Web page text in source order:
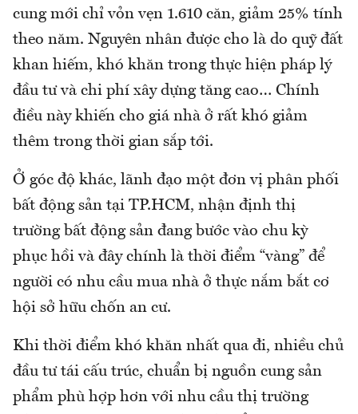
cung mới chỉ vỏn vẹn 1.610 căn, giảm 25% tính
theo năm. Nguyên nhân được cho là do quỹ đất
khan hiếm, khó khăn trong thực hiện pháp lý
đầu tư và chi phí xây dựng tăng cao… Chính
điều này khiến cho giá nhà ở rất khó giảm
thêm trong thời gian sắp tới.
Ở góc độ khác, lãnh đạo một đơn vị phân phối
bất động sản tại TP.HCM, nhận định thị
trường bất động sản đang bước vào chu kỳ
phục hồi và đây chính là thời điểm “vàng” để
người có nhu cầu mua nhà ở thực nắm bắt cơ
hội sở hữu chốn an cư.
Khi thời điểm khó khăn nhất qua đi, nhiều chủ
đầu tư tái cấu trúc, chuẩn bị nguồn cung sản
phẩm phù hợp hơn với nhu cầu thị trường